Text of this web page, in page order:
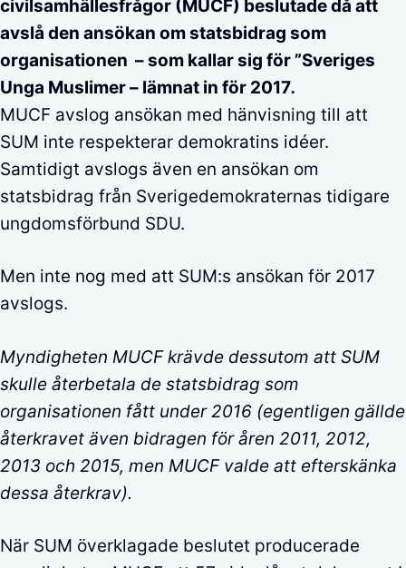
civilsamhällesfrågor (MUCF) beslutade då att
avslå den ansökan om statsbidrag som
organisationen – som kallar sig för ”Sveriges
Unga Muslimer – lämnat in för 2017.
MUCF avslog ansökan med hänvisning till att
SUM inte respekterar demokratins idéer.
Samtidigt avslogs även en ansökan om
statsbidrag från Sverigedemokraternas tidigare
ungdomsförbund SDU.
Men inte nog med att SUM:s ansökan för 2017
avslogs.
Myndigheten MUCF krävde dessutom att SUM
skulle återbetala de statsbidrag som
organisationen fått under 2016 (egentligen gällde
återkravet även bidragen för åren 2011, 2012,
2013 och 2015, men MUCF valde att efterskänka
dessa återkrav).
När SUM överklagade beslutet producerade